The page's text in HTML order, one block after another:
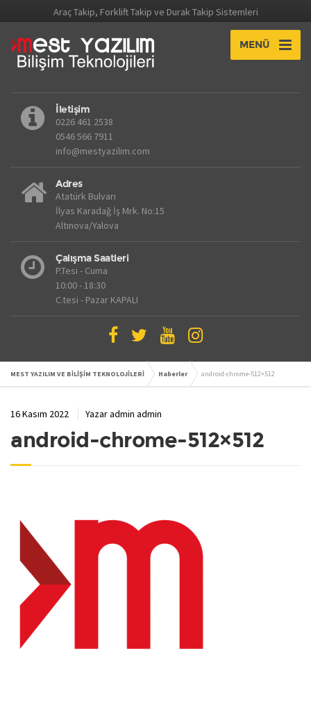
Araç Takip, Forklift Takip ve Durak Takip Sistemleri
MENÜ
İletişim
0226 461 2538
0546 566 7911
info@mestyazilim.com
Adres
Atatürk Bulvarı
İlyas Karadağ İş Mrk. No:15
Altınova/Yalova
Çalışma Saatleri
P.Tesi - Cuma
10:00 - 18:30
C.tesi - Pazar KAPALI
MEST YAZILIM VE BİLİŞİM TEKNOLOJİLERİ Haberler android-chrome-512×512
16 Kasım 2022 Yazaradmin admin
android-chrome-512×512